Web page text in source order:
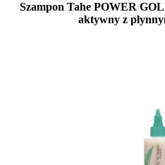
Szampon Tahe POWER
aktywny z